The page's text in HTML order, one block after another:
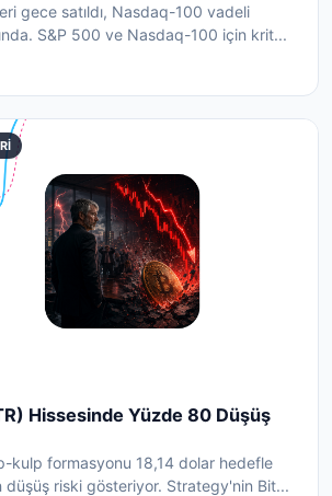
gece satıldı, Nasdaq-100 vadeli
S&P 500 ve Nasdaq-100 için krit...
Hissesinde Yüzde 80 Düşüş
kulp formasyonu 18,14 dolar hedefle
riski gösteriyor. Strategy'nin Bit...